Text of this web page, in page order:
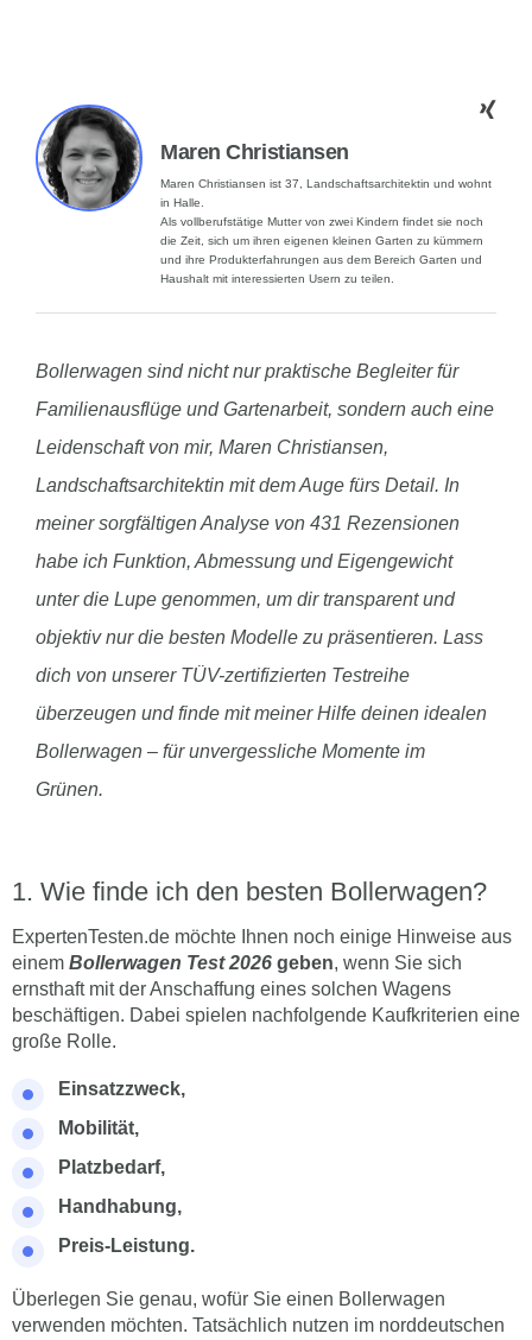
Maren Christiansen
Maren Christiansen ist 37, Landschaftsarchitektin und wohnt
in Halle.
Als vollberufstätige Mutter von zwei Kindern findet sie noch
die Zeit, sich um ihren eigenen kleinen Garten zu kümmern
und ihre Produkterfahrungen aus dem Bereich Garten und
Haushalt mit interessierten Usern zu teilen.
Bollerwagen sind nicht nur praktische Begleiter für
Familienausflüge und Gartenarbeit, sondern auch eine
Leidenschaft von mir, Maren Christiansen,
Landschaftsarchitektin mit dem Auge fürs Detail. In
meiner sorgfältigen Analyse von 431 Rezensionen
habe ich Funktion, Abmessung und Eigengewicht
unter die Lupe genommen, um dir transparent und
objektiv nur die besten Modelle zu präsentieren. Lass
dich von unserer TÜV-zertifizierten Testreihe
überzeugen und finde mit meiner Hilfe deinen idealen
Bollerwagen – für unvergessliche Momente im
Grünen.
Wie finde ich den besten Bollerwagen?
ExpertenTesten.de möchte Ihnen noch einige Hinweise aus
einem Bollerwagen Test 2026 geben, wenn Sie sich
ernsthaft mit der Anschaffung eines solchen Wagens
beschäftigen. Dabei spielen nachfolgende Kaufkriterien eine
große Rolle.
Einsatzzweck,
Mobilität,
Platzbedarf,
Handhabung,
Preis-Leistung.
Überlegen Sie genau, wofür Sie einen Bollerwagen
verwenden möchten. Tatsächlich nutzen im norddeutschen